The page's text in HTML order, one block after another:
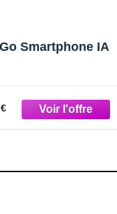
Smartphone IA